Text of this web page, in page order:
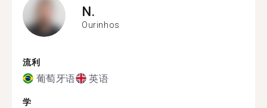
N.
Ourinhos
流利
葡萄牙语 英语
学